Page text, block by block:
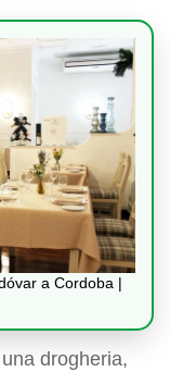
a Cordoba |
drogheria,